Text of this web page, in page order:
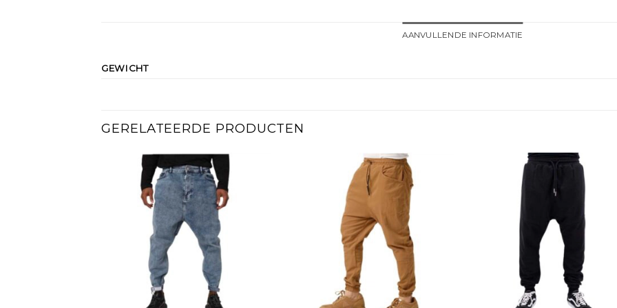
AANVULLENDE INFORMATIE
GEWICHT
GERELATEERDE PRODUCTEN